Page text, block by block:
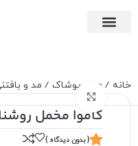
خانه مد و پوشاک مد و
برای بزرگنمایی
کاموا مخمل
{ بدون دیدگاه }